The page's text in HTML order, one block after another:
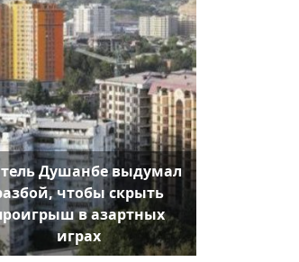
Душанбе выдумал
чтобы скрыть
в азартных
играх